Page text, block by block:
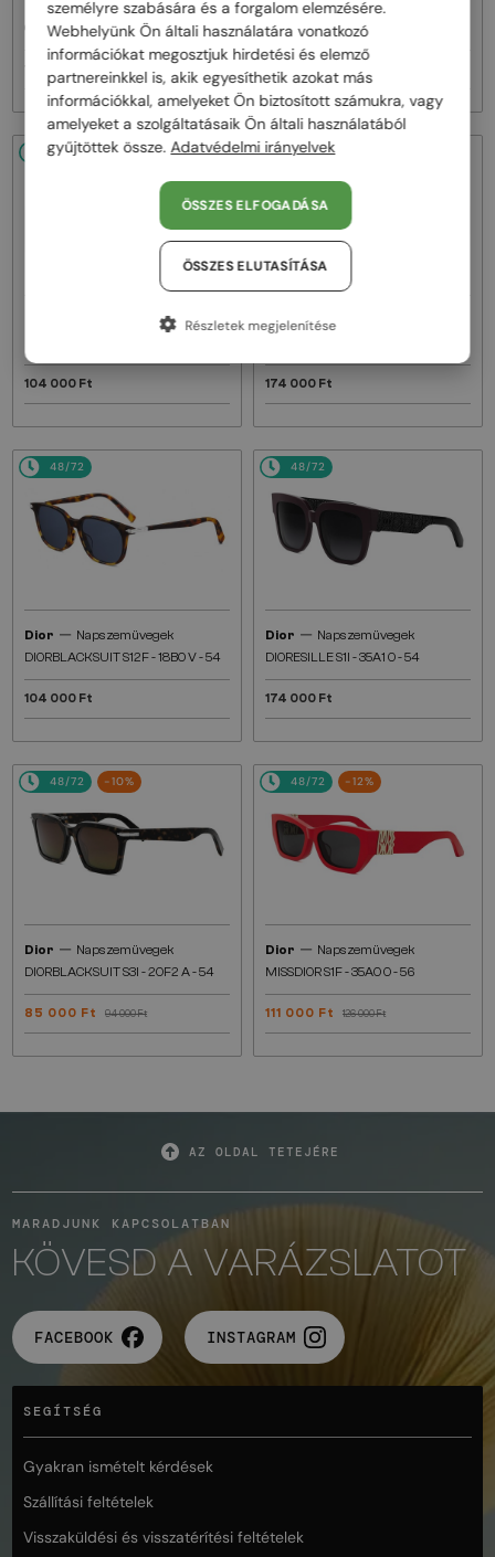
Dior—Napszemüvegek
CDIOR S1F - 35A0 D - 56
Dior—Napszemüvegek
DIORB23 S4I - 64A0 V - 56
145 000 Ft
48/72
Napszemüvegek
104 000 Ft
48/72
Dior—Napszemüvegek
174 000 Ft
48/72
Dior — Napszemüvegek
DIORBLACKSUIT S12F - 18B0 V - 54
104 000 Ft
48/72
Dior — Napszemüvegek
DIORESILLE S1I - 35A1 O - 54
174 000 Ft
48/72 -10%
Dior — Napszemüvegek
DIORBLACKSUIT S3I - 20F2 A - 54
85 000 Ft 94 000 Ft
48/72 -12%
Dior — Napszemüvegek
MISSDIOR S1F - 35A0 O - 56
111 000 Ft 126 000 Ft
AZ OLDAL TETEJÉRE
MARADJUNK KAPCSOLATBAN
KÖVESD A VARÁZSLATOT
FACEBOOK INSTAGRAM
SEGÍTSÉG
Gyakran ismételt kérdések
Szállítási feltételek
Visszaküldési és visszatérítési feltételek
személyre szabására és a forgalom elemzésére.
Webhelyünk Ön általi használatára vonatkozó
információkat megosztjuk hirdetési és elemző
partnereinkkel is, akik egyesíthetik azokat más
információkkal, amelyeket Ön biztosított számukra, vagy
amelyeket a szolgáltatásaik Ön általi használatából
gyűjtöttek össze.Adatvédelmi irányelvek
ÖSSZES ELFOGADÁSA
ÖSSZES ELUTASÍTÁSA
Részletek megjelenítése